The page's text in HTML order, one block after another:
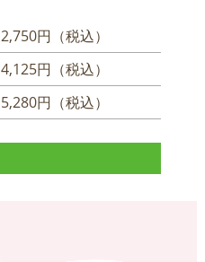
2,750円（税込）
4,125円（税込）
5,280円（税込）